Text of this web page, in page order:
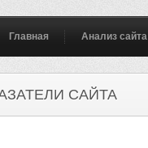
Главная Анализ сайта
САЙТА